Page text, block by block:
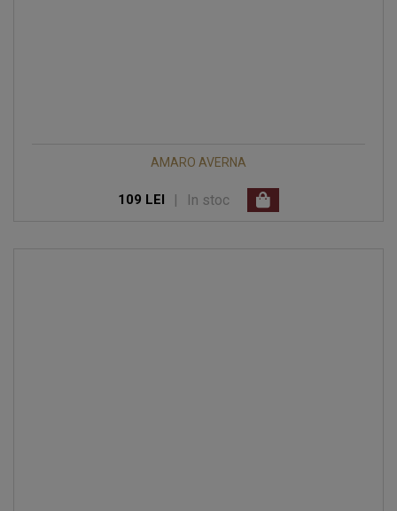
AMARO AVERNA
109 LEI | In stoc